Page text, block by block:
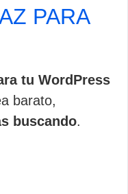
PARA
tu WordPress
barato,
buscando.